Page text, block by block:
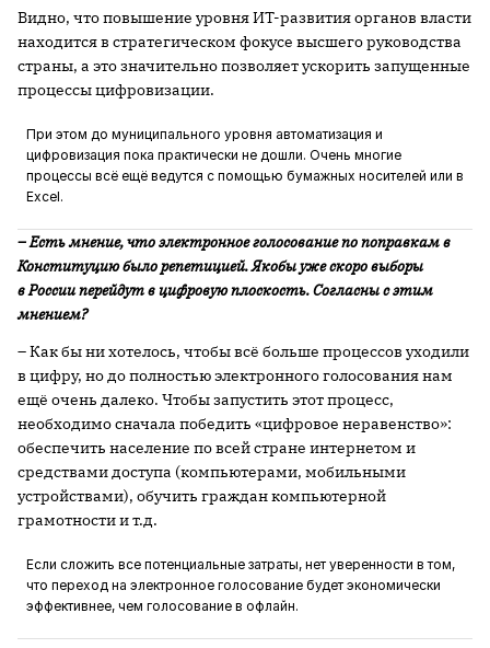
Видно, что повышение уровня ИТ-развития органов власти
находится в стратегическом фокусе высшего руководства
страны, а это значительно позволяет ускорить запущенные
процессы цифровизации.
При этом до муниципального уровня автоматизация и
цифровизация пока практически не дошли. Очень многие
процессы всё ещё ведутся с помощью бумажных носителей или в
Excel.
– Есть мнение, что электронное голосование по поправкам в
Конституцию было репетицией. Якобы уже скоро выборы
в России перейдут в цифровую плоскость. Согласны с этим
мнением?
– Как бы ни хотелось, чтобы всё больше процессов уходили
в цифру, но до полностью электронного голосования нам
ещё очень далеко. Чтобы запустить этот процесс,
необходимо сначала победить «цифровое неравенство»:
обеспечить население по всей стране интернетом и
средствами доступа (компьютерами, мобильными
устройствами), обучить граждан компьютерной
грамотности и т.д.
Если сложить все потенциальные затраты, нет уверенности в том,
что переход на электронное голосование будет экономически
эффективнее, чем голосование в офлайн.